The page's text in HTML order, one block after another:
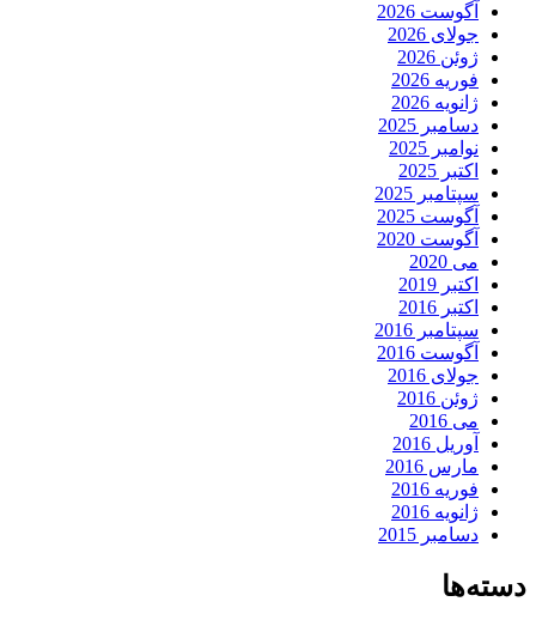
آگوست 2026
جولای 2026
ژوئن 2026
فوریه 2026
ژانویه 2026
دسامبر 2025
نوامبر 2025
اکتبر 2025
سپتامبر 2025
آگوست 2025
آگوست 2020
می 2020
اکتبر 2019
اکتبر 2016
سپتامبر 2016
آگوست 2016
جولای 2016
ژوئن 2016
می 2016
آوریل 2016
مارس 2016
فوریه 2016
ژانویه 2016
دسامبر 2015
دسته‌ها